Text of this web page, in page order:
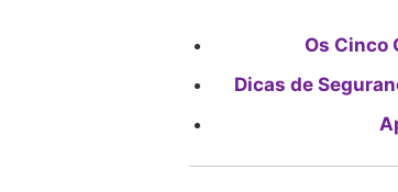
Os Cinco
Dicas de